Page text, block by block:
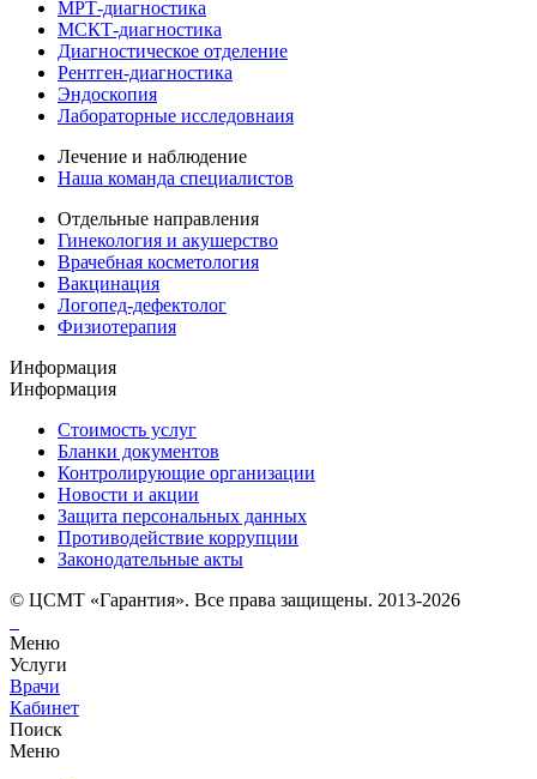
МРТ-диагностика
МСКТ-диагностика
Диагностическое отделение
Рентген-диагностика
Эндоскопия
Лабораторные исследовнаия
Лечение и наблюдение
Наша команда специалистов
Отдельные направления
Гинекология и акушерство
Врачебная косметология
Вакцинация
Логопед-дефектолог
Физиотерапия
Информация
Информация
Стоимость услуг
Бланки документов
Контролирующие организации
Новости и акции
Защита персональных данных
Противодействие коррупции
Законодательные акты
© ЦСМТ «Гарантия». Все права защищены. 2013-2026
Меню
Услуги
Врачи
Кабинет
Поиск
Меню